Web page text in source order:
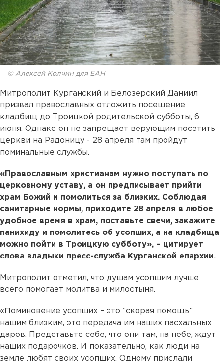
© Алексей Колчин для ЕАН
Митрополит Курганский и Белозерский Даниил
призвал православных отложить посещение
кладбищ до Троицкой родительской субботы, 6
июня. Однако он не запрещает верующим посетить
церкви на Радоницу - 28 апреля там пройдут
поминальные службы.
«Православным христианам нужно поступать по
церковному уставу, а он предписывает прийти
храм Божий и помолиться за близких. Соблюдая
санитарные нормы, приходите 28 апреля в любое
удобное время в храм, поставьте свечи, закажите
панихиду и помолитесь об усопших, а на кладбища
можно пойти в Троицкую субботу», – цитирует
слова владыки пресс-служба Курганской епархии.
Митрополит отметил, что душам усопшим лучше
всего помогает молитва и милостыня.
«Поминовение усопших – это “скорая помощь”
нашим близким, это передача им наших пасхальных
даров. Представьте себе, что они там, на небе, ждут
наших подарочков. И показательно, как люди на
земле любят своих усопших. Одному прислали